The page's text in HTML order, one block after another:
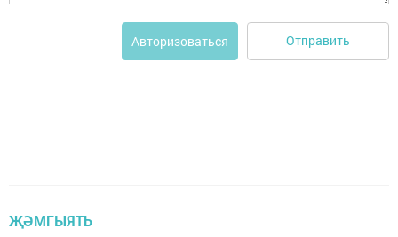
Авторизоваться Отправить
ҖӘМГЫЯТЬ